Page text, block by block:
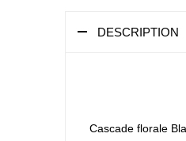
DESCRIPTION
Cascade florale